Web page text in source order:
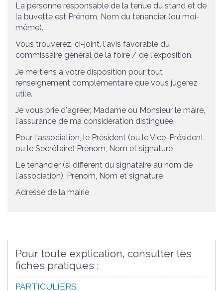
La personne responsable de la tenue du stand et de
la buvette est Prénom, Nom du tenancier (ou moi-
même).
Vous trouverez, ci-joint, l'avis favorable du
commissaire général de la foire / de l'exposition.
Je me tiens à votre disposition pour tout
renseignement complémentaire que vous jugerez
utile.
Je vous prie d'agréer, Madame ou Monsieur le maire,
l'assurance de ma considération distinguée.
Pour l'association, le Président (ou le Vice-Président
ou le Secrétaire) Prénom, Nom et signature
Le tenancier (si différent du signataire au nom de
l'association), Prénom, Nom et signature
Adresse de la mairie
Pour toute explication, consulter les
fiches pratiques :
PARTICULIERS